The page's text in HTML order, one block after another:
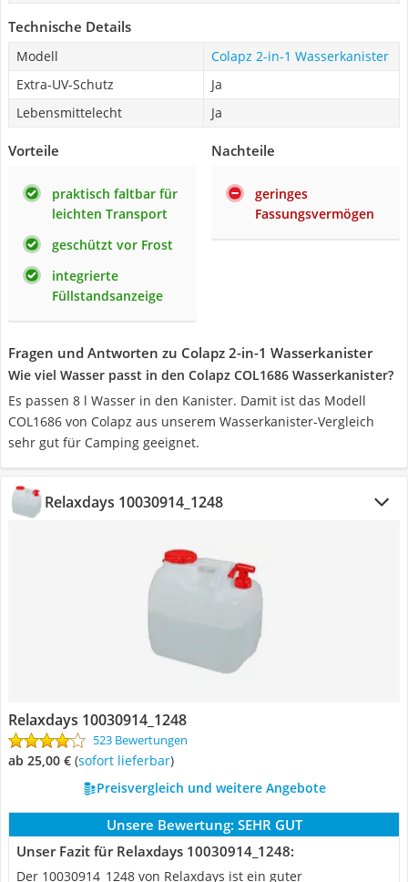
Technische Details
Modell
Colapz 2-in-1 Wasserkanister
Extra-UV-Schutz
Ja
Lebensmittelecht
Ja
Vorteile
praktisch faltbar für
leichten Transport
geschützt vor Frost
integrierte
Füllstandsanzeige
Nachteile
geringes
Fassungsvermögen
Fragen und Antworten zu Colapz 2-in-1 Wasserkanister
Wie viel Wasser passt in den Colapz COL1686 Wasserkanister?
Es passen 8 l Wasser in den Kanister. Damit ist das Modell
COL1686 von Colapz aus unserem Wasserkanister-Vergleich
sehr gut für Camping geeignet.
Relaxdays 10030914_1248
Relaxdays 10030914_1248
523 Bewertungen
ab 25,00 € ( Sofort lieferbar)
Preisvergleich und weitere Angebote
Unsere Bewertung: SEHR GUT
Unser Fazit für Relaxdays 10030914_1248:
Der 10030914_1248 von Relaxdays ist ein guter